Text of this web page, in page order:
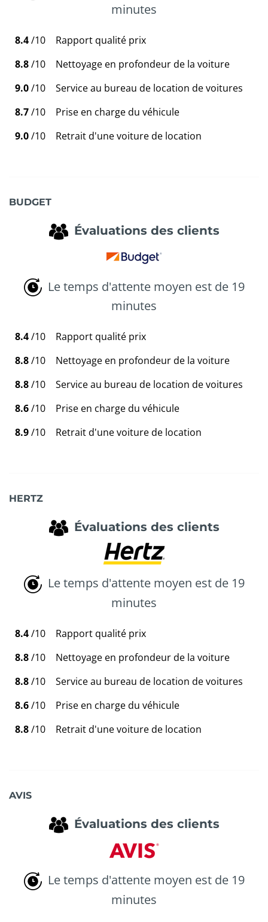
minutes
8.4/10
Rapport qualité prix
8.8/10
Nettoyage en profondeur de la voiture
9.0/10
Service au bureau de location de voitures
8.7/10
Prise en charge du véhicule
9.0/10 Retrait d'une voiture de location
BUDGET
Évaluations des clients
Le temps d'attente moyen est de 19
minutes
8.4/10
Rapport qualité prix
8.8/10
Nettoyage en profondeur de la voiture
8.8/10
Service au bureau de location de voitures
8.6/10
Prise en charge du véhicule
8.9/10 Retrait d'une voiture de location
HERTZ
Évaluations des clients
Le temps d'attente moyen est de 19
minutes
8.4/10
Rapport qualité prix
8.8/10
Nettoyage en profondeur de la voiture
8.8/10
Service au bureau de location de voitures
8.6/10
Prise en charge du véhicule
8.8/10 Retrait d'une voiture de location
AVIS
Évaluations des clients
Le temps d'attente moyen est de 19
minutes